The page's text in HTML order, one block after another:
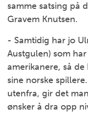
samme satsing på
Gravem Knutsen.
- Samtidig har jo
Austgulen) som
amerikanere, så
sine norske
utenfra, gir det
ønsker å dra opp